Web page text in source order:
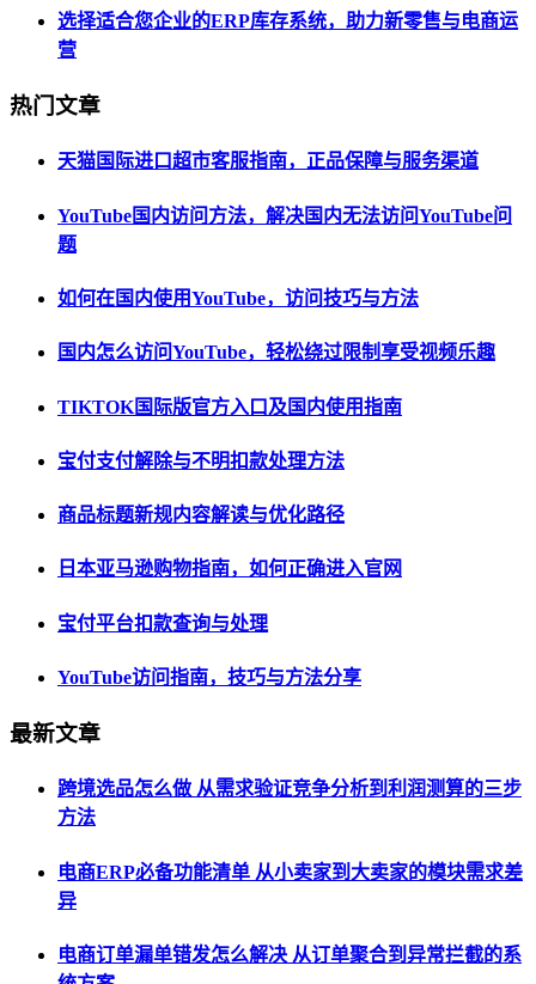
选择适合您企业的ERP库存系统，助力新零售与电商运
营
热门文章
天猫国际进口超市客服指南，正品保障与服务渠道
YouTube国内访问方法，解决国内无法访问YouTube问
题
如何在国内使用YouTube，访问技巧与方法
国内怎么访问YouTube，轻松绕过限制享受视频乐趣
TIKTOK国际版官方入口及国内使用指南
宝付支付解除与不明扣款处理方法
商品标题新规内容解读与优化路径
日本亚马逊购物指南，如何正确进入官网
宝付平台扣款查询与处理
YouTube访问指南，技巧与方法分享
最新文章
跨境选品怎么做 从需求验证竞争分析到利润测算的三步
方法
电商ERP必备功能清单 从小卖家到大卖家的模块需求差
异
电商订单漏单错发怎么解决 从订单聚合到异常拦截的系